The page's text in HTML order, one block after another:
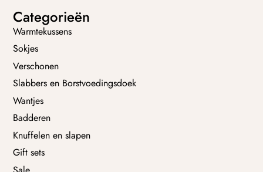
Categorieën
Warmtekussens
Sokjes
Verschonen
Slabbers en Borstvoedingsdoek
Wantjes
Badderen
Knuffelen en slapen
Gift sets